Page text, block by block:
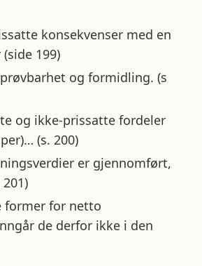
konsekvenser med en
199)
og formidling. (s
og ikke-prissatte fordeler
(s. 200)
er gjennomført,
former for netto
de derfor ikke i den